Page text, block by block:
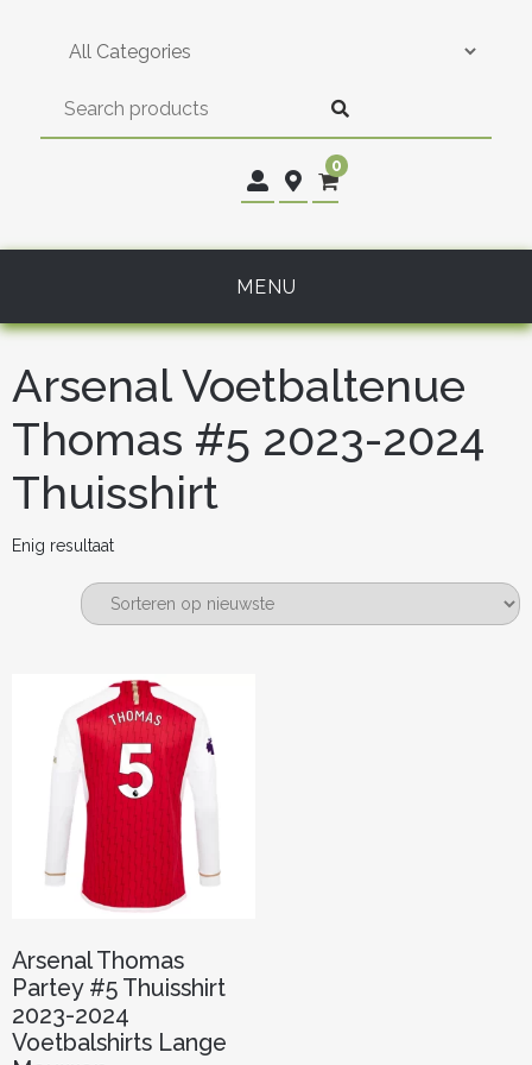
0
MENU
Arsenal Voetbaltenue
Thomas #5 2023-2024
Thuisshirt
Enig resultaat
Arsenal Thomas
Partey #5 Thuisshirt
2023-2024
Voetbalshirts Lange